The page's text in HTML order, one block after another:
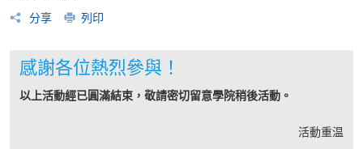
分享
列印
感謝各位熱烈參與！
以上活動經已圓滿結束，敬請密切留意學院稍後活動。
活動重温